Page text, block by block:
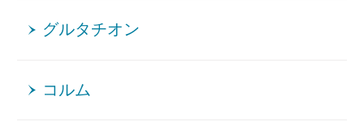
グルタチオン
コルム